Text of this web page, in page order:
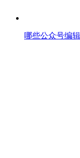
哪些公众号编